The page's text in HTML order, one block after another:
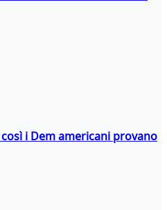
i Dem americani provano